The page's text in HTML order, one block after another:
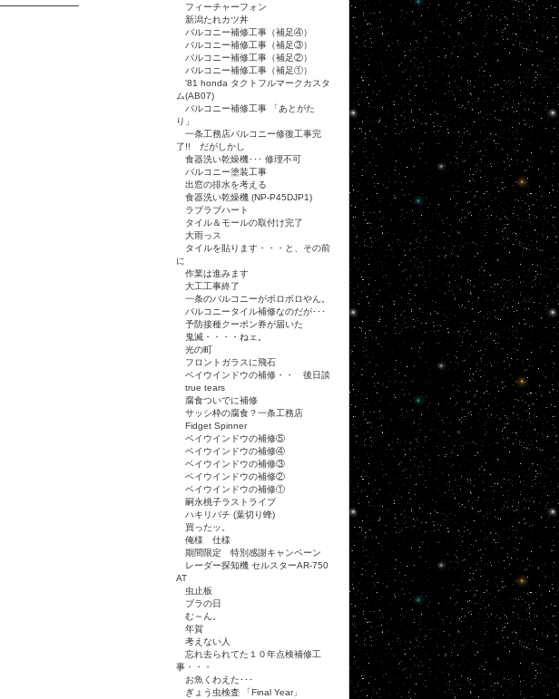
フィーチャーフォン
新潟たれカツ丼
バルコニー補修工事（補足④）
バルコニー補修工事（補足③）
バルコニー補修工事（補足②）
バルコニー補修工事（補足①）
'81 honda タクトフルマークカスタ
ム(AB07)
バルコニー補修工事 「あとがた
り」
一条工務店バルコニー修復工事完
了!! だがしかし
食器洗い乾燥機･･･ 修理不可
バルコニー塗装工事
出窓の排水を考える
食器洗い乾燥機 (NP-P45DJP1)
ラブラブハート
タイル＆モールの取付け完了
大雨っス
タイルを貼ります・・・と、その前
に
作業は進みます
大工工事終了
一条のバルコニーがボロボロやん。
バルコニータイル補修なのだが･･･
予防接種クーポン券が届いた
鬼滅・・・・ねェ。
光の町
フロントガラスに飛石
ベイウインドウの補修・・ 後日談
true tears
腐食ついでに補修
サッシ枠の腐食？一条工務店
Fidget Spinner
ベイウインドウの補修⑤
ベイウインドウの補修④
ベイウインドウの補修③
ベイウインドウの補修②
ベイウインドウの補修①
嗣永桃子ラストライブ
ハキリバチ (葉切り蜂)
買ったッ。
俺様 仕様
期間限定 特別感謝キャンペーン
レーダー探知機 セルスターAR-750
AT
虫止板
ブラの日
む～ん。
年賀
考えない人
忘れ去られてた１０年点検補修工
事・・・
お魚くわえた･･･
ぎょう虫検査 「Final Year」